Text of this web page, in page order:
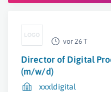
vor 26 T
Director of Digital
(m/w/d)
xxxldigital